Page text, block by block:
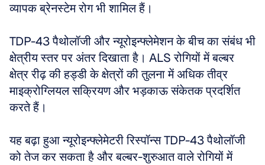
व्यापक ब्रेनस्टेम रोग भी शामिल हैं।
TDP-43 पैथोलॉजी और न्यूरोइन्फ्लेमेशन के बीच का संबंध भी
क्षेत्रीय स्तर पर अंतर दिखाता है। ALS रोगियों में बल्बर
क्षेत्र रीढ़ की हड्डी के क्षेत्रों की तुलना में अधिक तीव्र
माइक्रोग्लियल सक्रियण और भड़काऊ संकेतक प्रदर्शित
करते हैं।
यह बढ़ा हुआ न्यूरोइन्फ्लेमेटरी रिस्पॉन्स TDP-43 पैथोलॉजी
को तेज कर सकता है और बल्बर-शुरुआत वाले रोगियों में